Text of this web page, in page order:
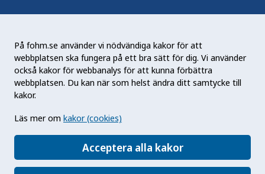
På fohm.se använder vi nödvändiga kakor för att
webbplatsen ska fungera på ett bra sätt för dig. Vi använder
också kakor för webbanalys för att kunna förbättra
webbplatsen. Du kan när som helst ändra ditt samtycke till
kakor.
Läs mer om kakor (cookies)
Acceptera alla kakor
Folkhälsomyndigheten (Fohm) är en nationell
kunskapsmyndighet som arbetar för en bättre
folkhälsa. Det gör myndigheten genom att
främja hälsa, förebygga ohälsa och skydda mot
hälsohot. Vår vision är en folkhälsa som stärker
samhällets utveckling.